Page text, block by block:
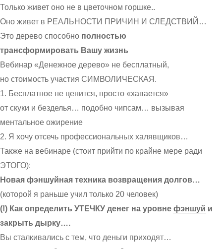
Только живет оно не в цветочном горшке..
Оно живет в РЕАЛЬНОСТИ ПРИЧИН И СЛЕДСТВИЙ…
Это дерево способно полностью
трансформировать Вашу жизнь
Вебинар «Денежное дерево» не бесплатный,
но стоимость участия СИМВОЛИЧЕСКАЯ.
1. Бесплатное не ценится, просто «хавается»
от скуки и безделья… подобно чипсам… вызывая
ментальное ожирение
2. Я хочу отсечь профессиональных халявщиков…
Также на вебинаре (стоит прийти по крайне мере ради
ЭТОГО):
Новая фэншуйная техника возвращения долгов…
(которой я раньше учил только 20 человек)
(!) Как определить УТЕЧКУ денег на уровнефэншуй и
закрыть дырку….
Вы сталкивались с тем, что деньги приходят…